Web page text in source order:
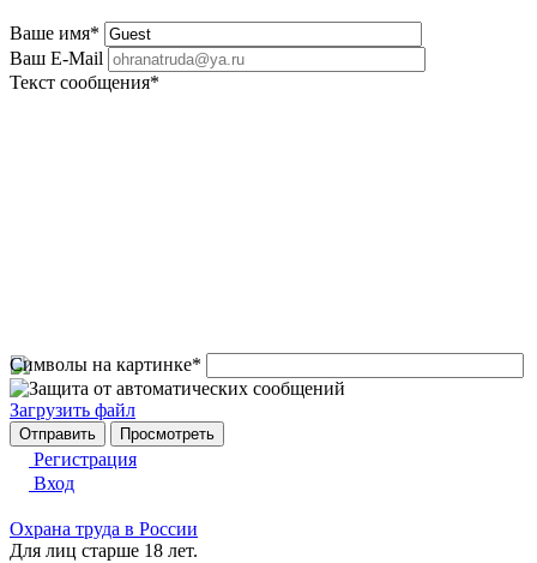
Ваше имя*
Ваш E-Mail
Текст сообщения*
Символы на картинке*
Загрузить файл
Регистрация
Вход
Охрана труда в России
Для лиц старше 18 лет.